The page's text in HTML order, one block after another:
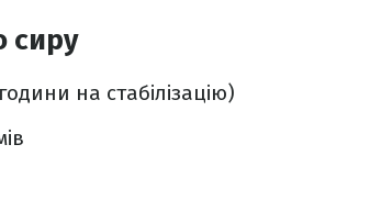
сиру
на стабілізацію)